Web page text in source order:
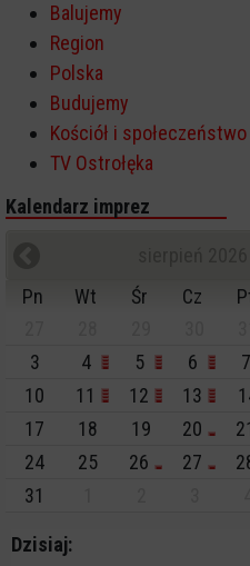
Balujemy
Region
Polska
Budujemy
Kościół i społeczeństwo
TV Ostrołęka
Kalendarz imprez
Pn
Wt Śr Cz
3
4 5 6 7
10
11 12 13
17
18 19 20
24
25 26 27
31
Dzisiaj: